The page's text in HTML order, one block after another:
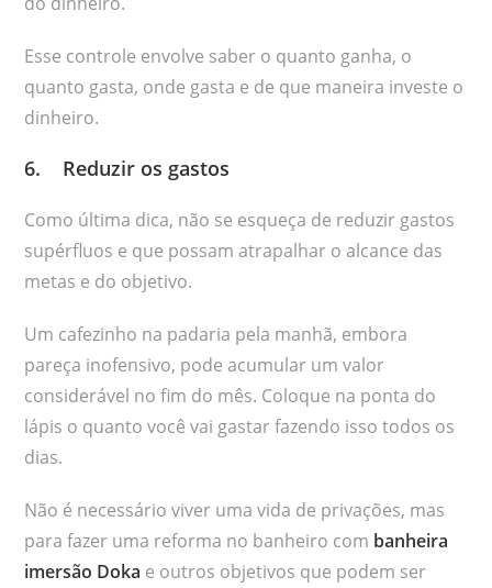
Esse controle envolve saber o quanto ganha, o
quanto gasta, onde gasta e de que maneira investe o
dinheiro.
6. Reduzir os gastos
Como última dica, não se esqueça de reduzir gastos
supérfluos e que possam atrapalhar o alcance das
metas e do objetivo.
Um cafezinho na padaria pela manhã, embora
pareça inofensivo, pode acumular um valor
considerável no fim do mês. Coloque na ponta do
lápis o quanto você vai gastar fazendo isso todos os
dias.
Não é necessário viver uma vida de privações, mas
para fazer uma reforma no banheiro com banheira
imersão Doka e outros objetivos que podem ser